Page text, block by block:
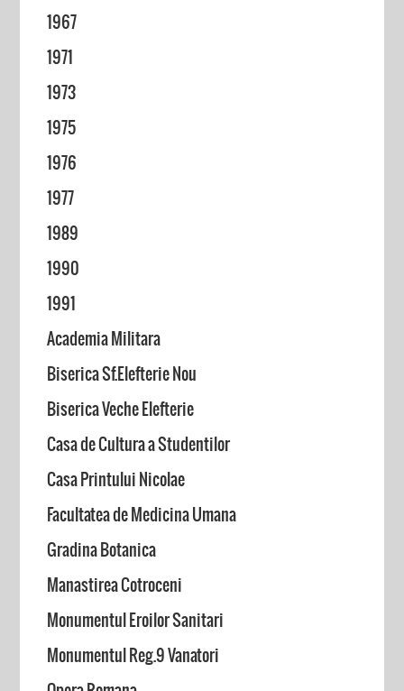
1967
1971
1973
1975
1976
1977
1989
1990
1991
Academia Militara
Biserica Sf.Elefterie Nou
Biserica Veche Elefterie
Casa de Cultura a Studentilor
Casa Printului Nicolae
Facultatea de Medicina Umana
Gradina Botanica
Manastirea Cotroceni
Monumentul Eroilor Sanitari
Monumentul Reg.9 Vanatori